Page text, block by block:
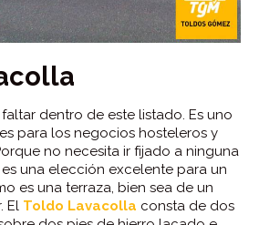
dentro de este listado. Es uno
para los negocios hosteleros y
no necesita ir fijado a ninguna
una elección excelente para un
es una terraza, bien sea de un
El Toldo Lavacolla consta de dos